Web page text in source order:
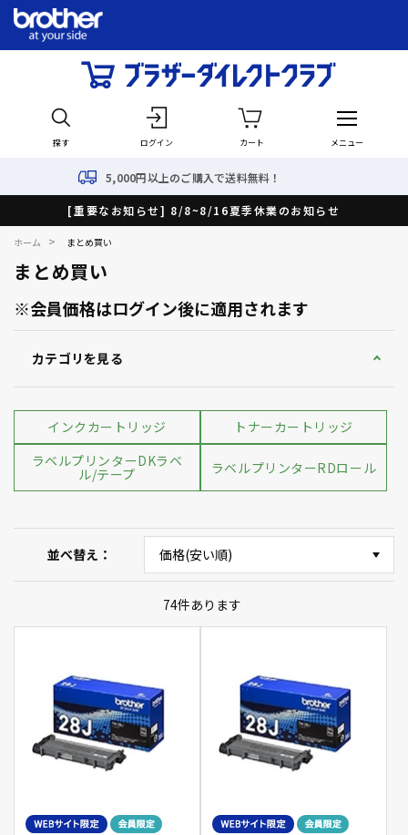
探す ログイン カート メニュー
円以上のご購入で送料無料！
[重要なお知らせ] 8/8~8/16夏季休業のお知らせ
ホーム > まとめ買い
まとめ買い
※会員価格はログイン後に適用されます
カテゴリを見る
インクカートリッジ
トナーカートリッジ
ラベルプリンターDKラベ
ル/テープ ラベルプリンターRDロール
並べ替え
74件あります